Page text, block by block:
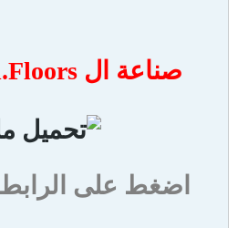
صناعة ال Hardwood.Floors
اضغط على